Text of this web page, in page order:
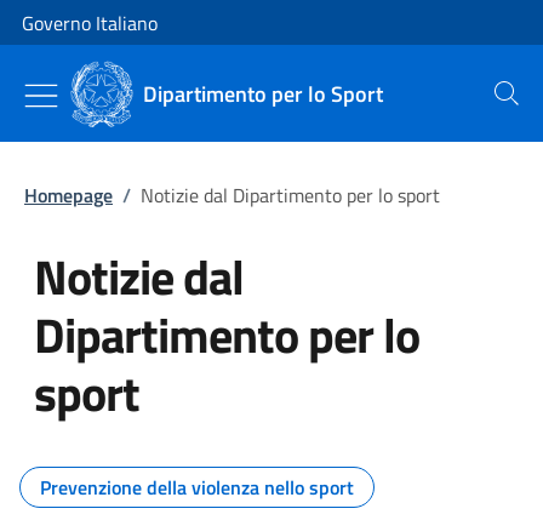
Vai al contenuto
Vai alla navigazione del sito
Governo Italiano
Dipartimento per lo Sport Cerca
Homepage / Notizie dal Dipartimento per lo sport
Notizie dal
Dipartimento per lo
sport
Tutti i contenuti della pagina
Prevenzione della violenza nello sport